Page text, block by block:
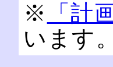
※ 「計
います。